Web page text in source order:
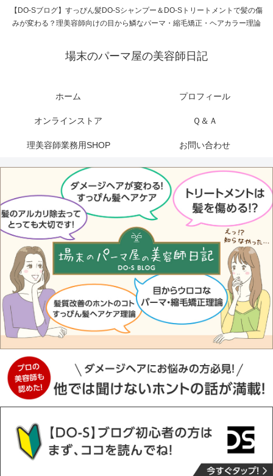
【DO-Sブログ】すっぴん髪DO-Sシャンプー＆DO-Sトリートメントで髪の傷
みが変わる？理美容師向けの目から鱗なパーマ・縮毛矯正・ヘアカラー理論
場末のパーマ屋の美容師日記
ホーム プロフィール
オンラインストア Ｑ＆Ａ
理美容師業務用SHOP お問い合わせ